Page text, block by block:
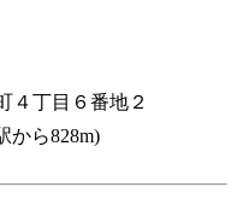
４丁目６番地２
から828m)